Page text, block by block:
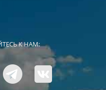
К НАМ: